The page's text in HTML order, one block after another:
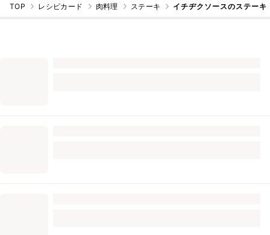
TOP レシピカード 肉料理 ステーキ イチヂクソースのステーキ